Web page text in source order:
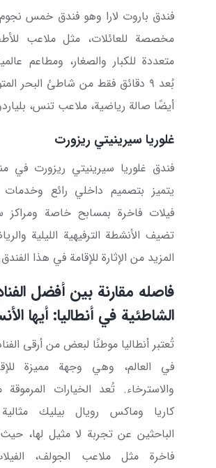
فندق باروت لارا وهو فندق خمس نجوم
مخصصة للعائلات، مثل ملاعب
متعددة للكبار والصغار، ومطاعم
بُعد ۹ دقائق فقط من شاطئ البحر
أيضًا صالة رياضية، ملاعب تنس،
غلوريا سيرينيتي ريزورت
فندق غلوريا سيرينيتي ريزورت في
يتميز بتصميم داخلي رائع
فيلات فاخرة بمسابح خاصة ومراكز
تضيف الأنشطة الترفيهية الليلية
المزيد من الإثارة للإقامة في هذا
فاصله مقارنة بين أفضل
الشاطئية في أنطاليا: أيها
تُعتبر أنطاليا موطنًا لبعض من أرقى
في العالم، وهي وجهة مميزة
والاسترخاء. تُعد الخيارات
كاريا وماكس رويال بيليك
الباحثين عن تجربة لا مثيل لها،
فاخرة مثل ملاعب الجولف،